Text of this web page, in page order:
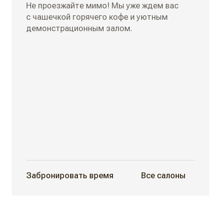
Не проезжайте мимо! Мы уже ждем вас
с чашечкой горячего кофе и уютным
демонстрационным залом.
Забронировать время Все салоны